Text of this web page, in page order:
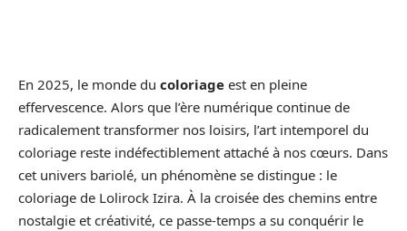
En 2025, le monde du coloriage est en pleine
effervescence. Alors que l’ère numérique continue de
radicalement transformer nos loisirs, l’art intemporel du
coloriage reste indéfectiblement attaché à nos cœurs. Dans
cet univers bariolé, un phénomène se distingue : le
coloriage de Lolirock Izira. À la croisée des chemins entre
nostalgie et créativité, ce passe-temps a su conquérir le